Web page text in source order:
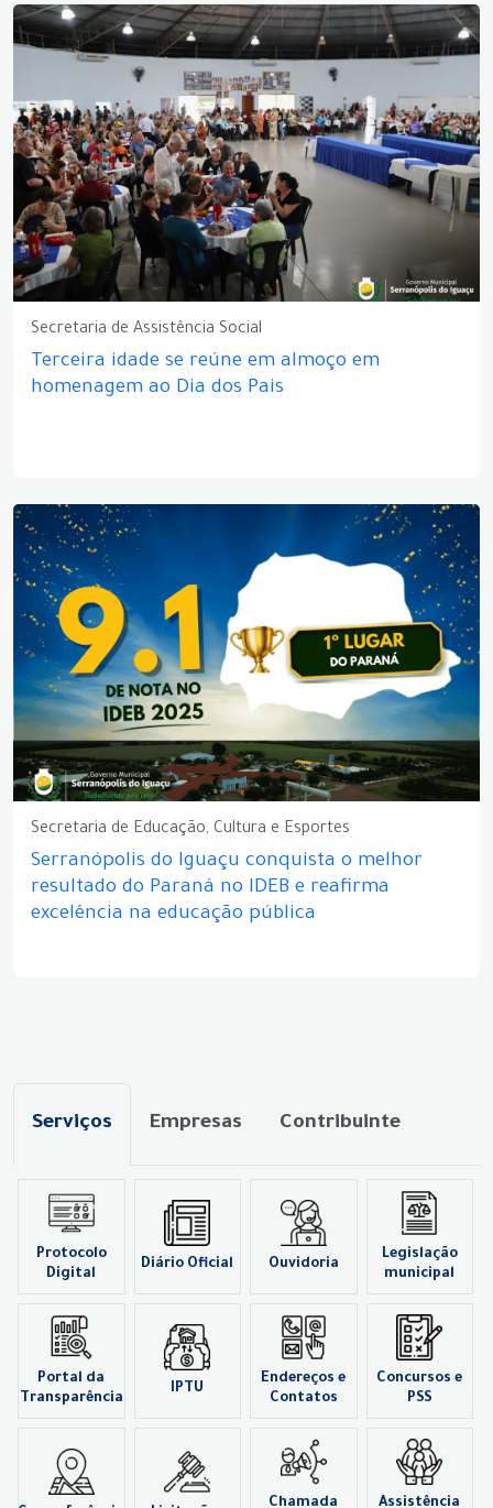
Secretaria de Assistência Social
Terceira idade se reúne em almoço em
homenagem ao Dia dos Pais
Secretaria de Educação, Cultura e Esportes
Serranópolis do Iguaçu conquista o melhor
resultado do Paraná no IDEB e reafirma
excelência na educação pública
Serviços Empresas Contribuinte
Protocolo
Digital
Diário Oficial Ouvidoria
Legislação
municipal
Portal da
Transparência
IPTU
Endereços e
Contatos
Concursos e
PSS
Chamada Assistência